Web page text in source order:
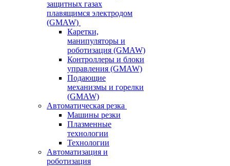
защитных газах
плавящимся электродом
(GMAW)
Каретки,
манипуляторы и
роботизация (GMAW)
Контроллеры и блоки
управления (GMAW)
Подающие
механизмы и горелки
(GMAW)
Автоматическая резка
Машины резки
Плазменные
технологии
Технологии
Автоматизация и
роботизация